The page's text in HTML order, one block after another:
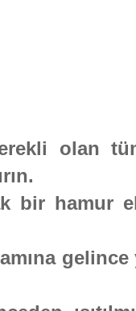
olan
bir hamur